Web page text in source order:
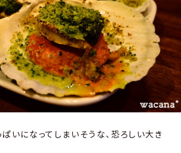
いになってしまいそうな、恐ろしい大き